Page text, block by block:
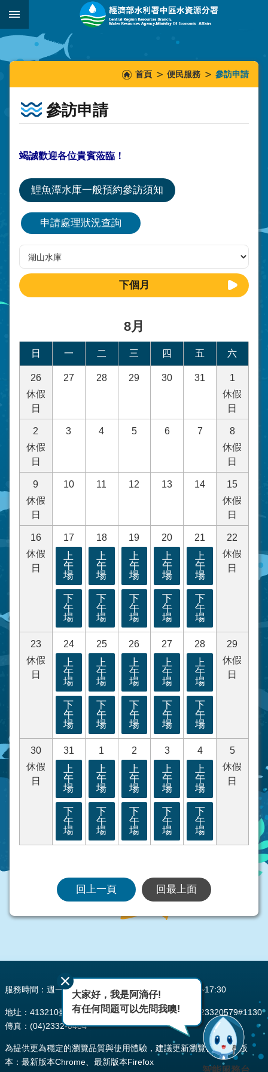
跳到主要內容區塊
:::
_
::::::
首頁 便民服務 參訪申請
參訪申請
竭誠歡迎各位貴賓蒞臨！
鯉魚潭水庫一般預約參訪須知
申請處理狀況查詢
下個月
8月
日 一 二 三 四 五 六
26
休假
日
27 28 29 30 31
1
休假
日
2
休假
日
3 4 5 6 7
8
休假
日
9
休假
日
10 11 12 13 14
15
休假
日
16
休假
日
17
上
午
場
下
午
場
18
上
午
場
下
午
場
19
上
午
場
下
午
場
20
上
午
場
下
午
場
21
上
午
場
下
午
場
22
休假
日
23
休假
日
24
上
午
場
下
午
場
25
上
午
場
下
午
場
26
上
午
場
下
午
場
27
上
午
場
下
午
場
28
上
午
場
下
午
場
29
休假
日
30
休假
日
31
上
午
場
下
午
場
1
上
午
場
下
午
場
2
上
午
場
下
午
場
3
上
午
場
下
午
場
4
上
午
場
下
午
場
5
休假
日
回上一頁 回最上面
服務時間：週一至週五 AM08:00~12:00 PM13:30~17:30
地址：413210臺中市霧峰區峰堤路195號 電話：(04)23320579#1130
傳真：(04)2332-0484
為提供更為穩定的瀏覽品質與使用體驗，建議更新瀏覽器至以下版
本：最新版本Chrome、最新版本Firefox
大家好，我是阿滴仔!
有任何問題可以先問我噢!
智能服務台